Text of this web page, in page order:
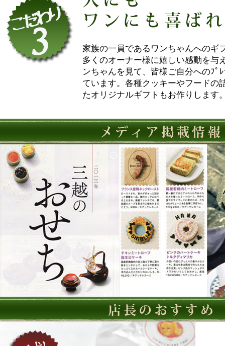
家族の一員であるワンちゃんへのギ
多くのオーナー様に嬉しい感動を与
ンちゃんを見て、皆様ご自分へのﾌﾟ
ています。各種クッキーやフードの
たオリジナルギフトもお作りします